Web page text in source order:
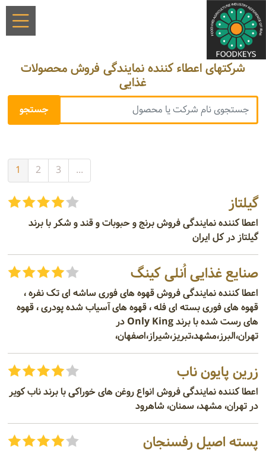
شرکتهای اعطاء کننده نمایندگی فروش محصولات
غذایی
1 2 3 ...
گیلتاز
اعطا کننده نمایندگی فروش برنج و حبوبات و قند و شکر با برند
گیلتاز در کل ایران
صنایع غذایی اُنلی کینگ
اعطا کننده نمایندگی فروش قهوه های فوری ساشه ای تک نفره ،
قهوه های فوری بسته ای فله ، قهوه های آسیاب شده پودری ، قهوه
های رست شده با برند Only King در
تهران،البرز،مشهد،تبریز،شیراز،اصفهان،
زرین پایون ناب
اعطا کننده نمایندگی فروش انواع روغن های خوراکی با برند ناب کویر
در تهران، مشهد، سمنان، شاهرود
پسته اصیل رفسنجان